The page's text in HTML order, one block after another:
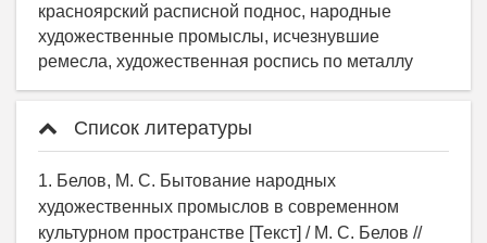
красноярский расписной поднос, народные
художественные промыслы, исчезнувшие
ремесла, художественная роспись по металлу
Список литературы
1. Белов, М. С. Бытование народных
художественных промыслов в современном
культурном пространстве [Текст] / М. С. Белов //